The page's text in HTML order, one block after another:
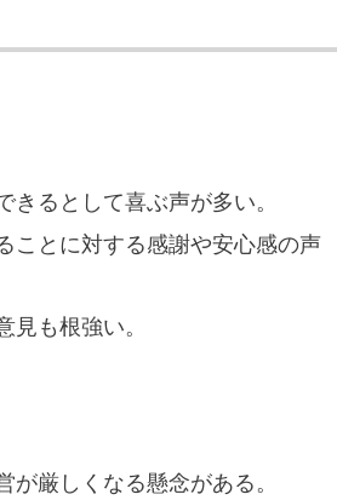
るとして喜ぶ声が多い。
ことに対する感謝や安心感の声
も根強い。
厳しくなる懸念がある。